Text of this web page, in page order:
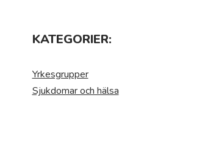
KATEGORIER:
Yrkesgrupper
Sjukdomar och hälsa